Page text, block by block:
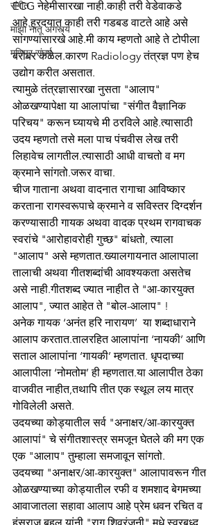
संगीत
माझा नातू अगस्त्य
मणिपूर संघर्ष
ECG नेहेमीसारखा नाही.काही तरी वेडेवाकडे
आहे.ह्रदयात काही तरी गडबड वाटते आहे असे
सांगण्यासारखे आहे.मी काय म्हणतो आहे ते टोपीला
बरोबर कळेल.कारण Radiology तंत्रज्ञ पण हेच
उद्योग करीत असतात.
त्यामुळे तंत्रज्ञासारखा नुसता "आलाप"
ओळखण्यापेक्षा या आलापांचा "संगीत वैज्ञानिक
परिचय" करून घ्यायचे मी ठरविले आहे.त्यासाठी
उदय म्हणतो तसे मला पाच पंचवीस लेख तरी
लिहावेच लागतील.त्यासाठी आधी वाचतो व मग
क्रमाने सांगतो.जरूर वाचा.
चीज गाताना अथवा वादनात रागाचा आविष्कार
करताना रागस्वरूपाचे क्रमाने व सविस्तर दिग्दर्शन
करण्यासाठी गायक अथवा वादक प्रथम रागवाचक
स्वरांचे "आरोहावरोही गुच्छ" बांधतो, त्याला
"आलाप" असे म्हणतात.ख्यालगायनात आलापाला
तालाची अथवा गीतशब्दांची आवश्यकता असतेच
असे नाही.गीतशब्द ज्यात नाहीत ते "आ-कारयुक्त
आलाप", ज्यात आहेत ते "बोल-आलाप" !
अनेक गायक ‘अनंत हरि नारायण’  या शब्दाधाराने
आलाप करतात.तालरहित आलापांना ‘नायकी’ आणि
सताल आलापांना ‘गायकी’ म्हणतात. धृपदाच्या
आलापीला ‘नोमतोम’ ही म्हणतात.या आलापीत ठेका
वाजवीत नाहीत,तथापि तीत एक स्थूल लय मात्र
गोविलेली असते.
उदयच्या कोड्यातील सर्व "अनाक्षर/आ-कारयुक्त
आलापां" चे संगीतशास्त्र समजून घेतले की मग एक
एक "आलाप" तुम्हाला समजावून सांगतो.
उदयच्या "अनाक्षर/आ-कारयुक्त" आलापावरून गीत
ओळखण्याच्या कोड्यातील रफी व शमशाद बेगमच्या
आवाजातला सहावा आलाप आहे प्रेम धवन रचित व